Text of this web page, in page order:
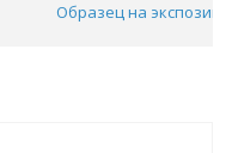
Образец на